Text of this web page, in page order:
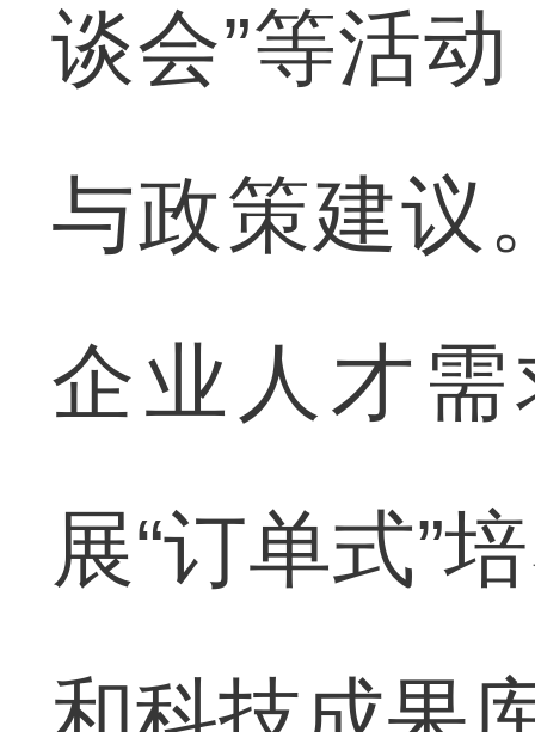
谈会”等活
与政策建议
企业人才
展“订单式”